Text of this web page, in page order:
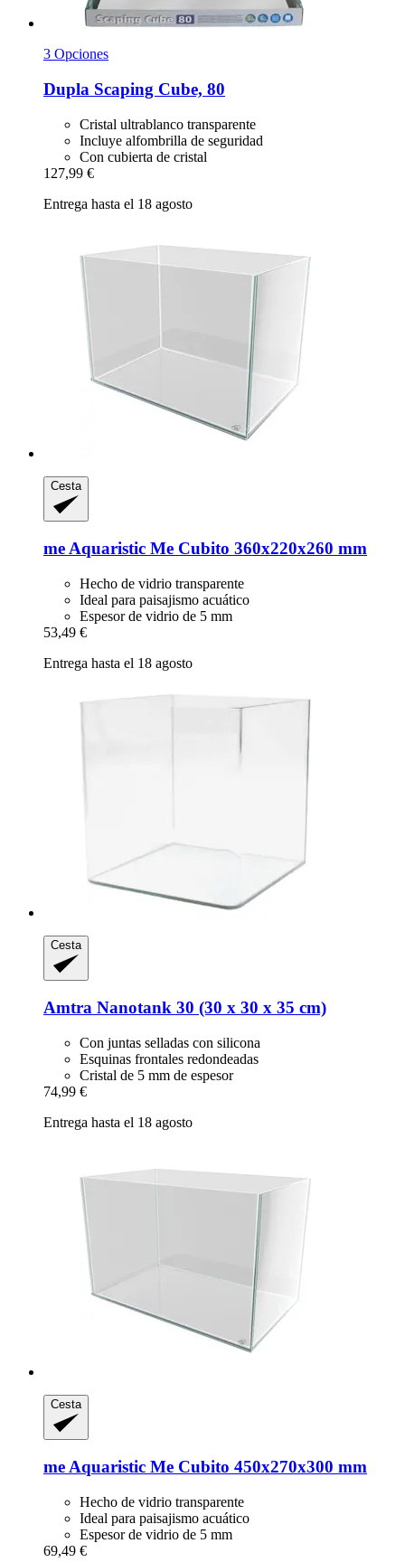
3 Opciones
Dupla Scaping Cube, 80
Cristal ultrablanco transparente
Incluye alfombrilla de seguridad
Con cubierta de cristal
127,99 €
Entrega hasta el 18 agosto
Cesta
me Aquaristic Me Cubito 360x220x260 mm
Hecho de vidrio transparente
Ideal para paisajismo acuático
Espesor de vidrio de 5 mm
53,49 €
Entrega hasta el 18 agosto
Cesta
Amtra Nanotank 30 (30 x 30 x 35 cm)
Con juntas selladas con silicona
Esquinas frontales redondeadas
Cristal de 5 mm de espesor
74,99 €
Entrega hasta el 18 agosto
Cesta
me Aquaristic Me Cubito 450x270x300 mm
Hecho de vidrio transparente
Ideal para paisajismo acuático
Espesor de vidrio de 5 mm
69,49 €